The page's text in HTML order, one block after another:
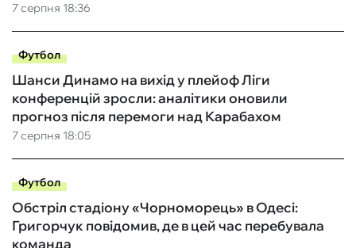
7 серпня 18:36
Футбол
7 серпня 18:05
Шанси Динамо на вихід у плейоф Ліги
конференцій зросли: аналітики оновили
прогноз після перемоги над Карабахом
Футбол
Обстріл стадіону «Чорноморець» в Одесі:
Григорчук повідомив, де в цей час перебувала
команда